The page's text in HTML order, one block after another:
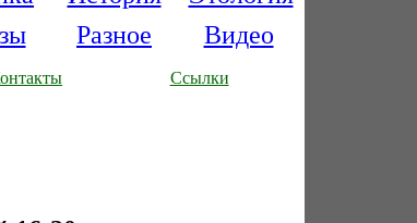
Разное Видео
Ссылки